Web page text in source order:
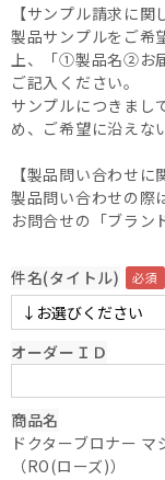
【サンプル請求に関
製品サンプルをご希
上、「①製品名②お
ご記入ください。
サンプルにつきまし
め、ご希望に沿えな
【製品問い合わせに
製品問い合わせの際
お問合せの「ブラン
件名(タイトル)
オーダーＩＤ
商品名
ドクターブロナー
（RO(ローズ)）